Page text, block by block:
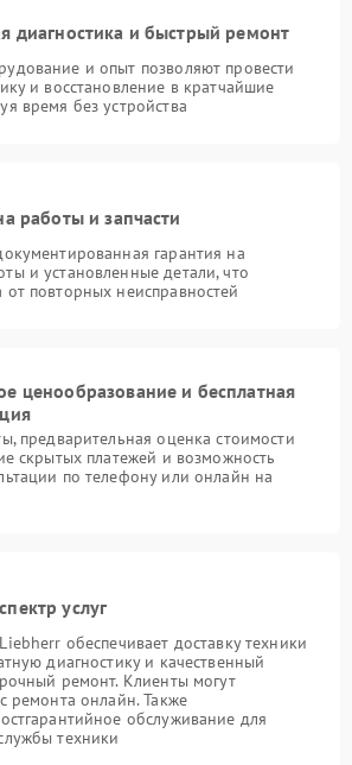
диагностика и быстрый ремонт
и опыт позволяют провести
и восстановление в кратчайшие
время без устройства
работы и запчасти
гарантия на
и установленные детали, что
повторных неисправностей
ценообразование и бесплатная
предварительная оценка стоимости
скрытых платежей и возможность
по телефону или онлайн на
услуг
обеспечивает доставку техники
диагностику и качественный
ремонт. Клиенты могут
ремонта онлайн. Также
обслуживание для
техники